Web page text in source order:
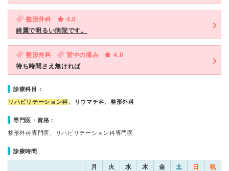
整形外科
4.0
綺麗で明るい病院です。
整形外科 背中の痛み
4.0
待ち時間さえ無ければ
診療科目：
リハビリテーション科 、リウマチ科、整形外科
専門医・資格：
整形外科専門医、リハビリテーション科専門医
診療時間
月 火 水 木 金 土 日 祝